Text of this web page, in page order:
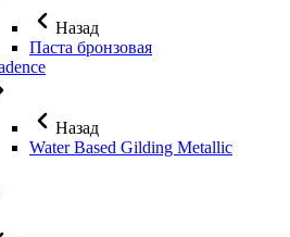
Назад
Паста бронзовая
Назад
Water Based Gilding Metallic